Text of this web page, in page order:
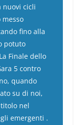
nuovi cicli
fino alla
potuto
Finale dello
5 contro
quando
su di noi,
nel
emergenti .